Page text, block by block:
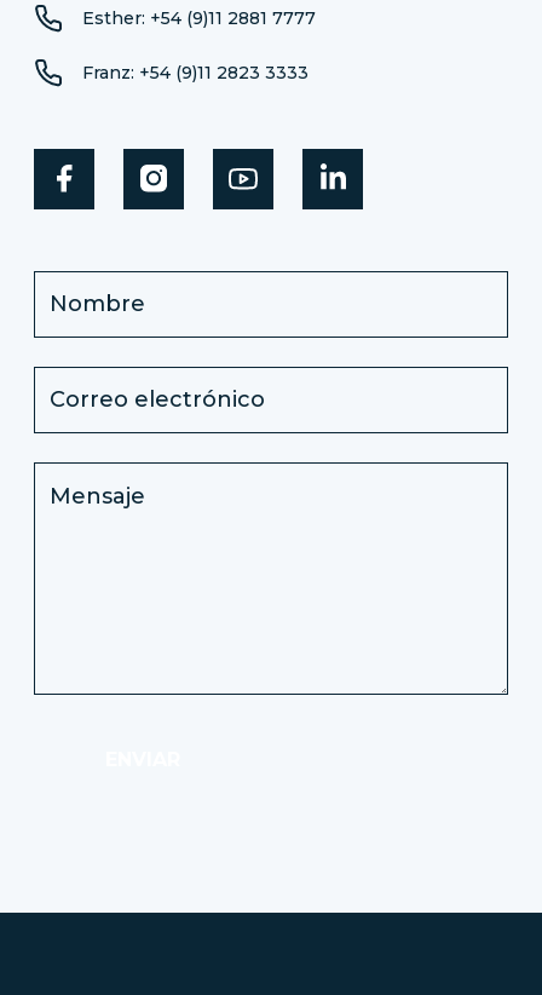
Esther: +54 (9)11 2881 7777
Franz: +54 (9)11 2823 3333